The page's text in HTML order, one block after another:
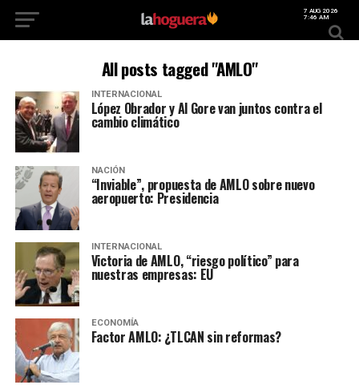
7 AUG 2026
7:46 AM
All posts tagged "AMLO"
INTERNACIONAL
López Obrador y Al Gore van juntos contra el
cambio climático
NACIÓN
“Inviable”, propuesta de AMLO sobre nuevo
aeropuerto: Presidencia
INTERNACIONAL
Victoria de AMLO, “riesgo político” para
nuestras empresas: EU
ECONOMÍA
Factor AMLO: ¿TLCAN sin reformas?